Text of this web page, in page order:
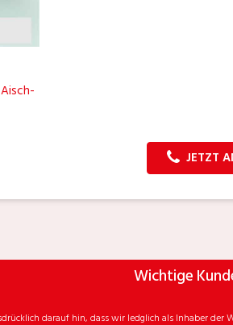
JETZT
Wichtige
darauf hin, dass wir ledglich als Inhaber